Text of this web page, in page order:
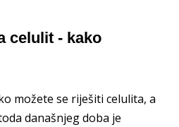
celulit - kako
možete se riješiti celulita, a
današnjeg doba je